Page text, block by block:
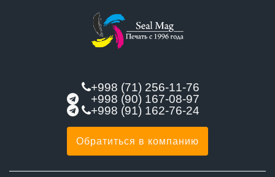
+998 (71) 256-11-76
+998 (90) 167-08-97
+998 (91) 162-76-24
Обратиться в компанию